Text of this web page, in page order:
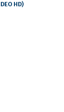
HD)